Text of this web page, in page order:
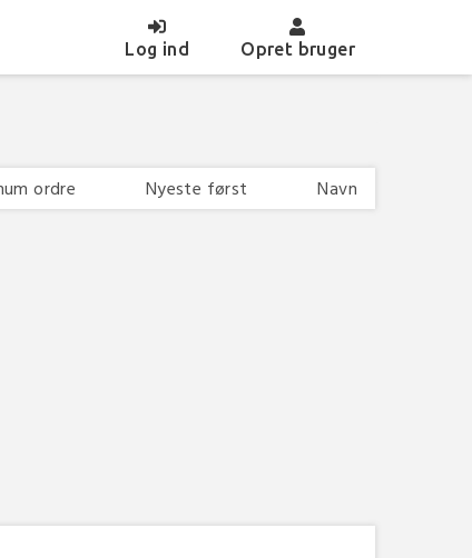
Log ind (current)Opret bruger
ordre Nyeste først Navn